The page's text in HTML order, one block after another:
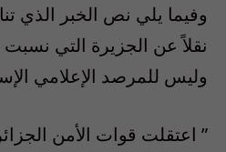
وفيما يلي نص الخبر الذي
نقلاً عن الجزيرة التي نسبت
وليس للمرصد الإعلامي
” اعتقلت قوات الأمن